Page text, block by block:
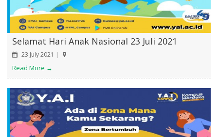
Selamat Hari Anak Nasional 23 Juli 2021
23 July 2021 |
Read More →